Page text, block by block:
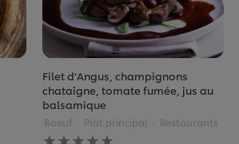
Filet d’Angus, champignons
chataîgne, tomate fumée, jus au
balsamique
Boeuf Plat principal Restaurants
Aucune